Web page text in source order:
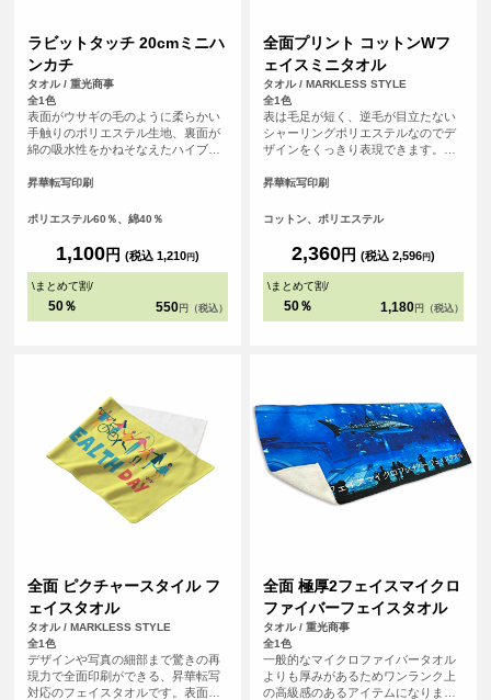
ラビットタッチ 20cmミニハ
ンカチ
タオル / 重光商事
全1色
表面がウサギの毛のように柔らかい
手触りのポリエステル生地、裏面が
綿の吸水性をかねそなえたハイブリ
昇華転写印刷
ポリエステル60％、綿40％
1,100円 (税込 1,210円)
\まとめて割/
50％ 550 円（税込）
全面プリント コットンWフ
ェイスミニタオル
タオル / MARKLESS STYLE
全1色
表は毛足が短く、逆毛が目立たない
シャーリングポリエステルなのでデ
ザインをくっきり表現できます。裏
ある程度の厚みが維持され、吸水性
昇華転写印刷
コットン、ポリエステル
2,360円 (税込 2,596円)
\まとめて割/
50％ 1,180 円（税込）
全面 ピクチャースタイル フ
ェイスタオル
タオル / MARKLESS STYLE
全1色
デザインや写真の細部まで驚きの再
現力で全面印刷ができる、昇華転写
対応のフェイスタオルです。表面ま
全面 極厚2フェイスマイクロ
ファイバーフェイスタオル
タオル / 重光商事
全1色
一般的なマイクロファイバータオル
よりも厚みがあるためワンランク上
の高級感のあるアイテムになりま